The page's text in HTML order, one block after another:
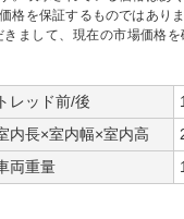
格を保証するものではあり
まして、現在の市場価格
トレッド前/後
内長×室内幅×室内高
両重量